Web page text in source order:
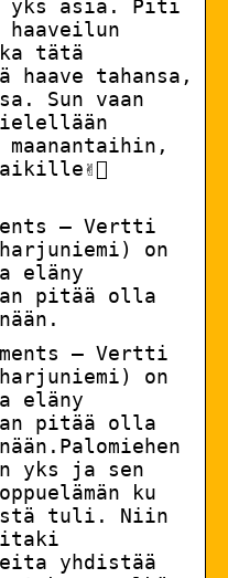
yks asia. Piti
haaveilun
tätä
tahansa,
Sun vaan
– Vertti
on
eläny
pitää olla
– Vertti
on
eläny
pitää olla
yks ja sen
ku
tuli. Niin
yhdistää